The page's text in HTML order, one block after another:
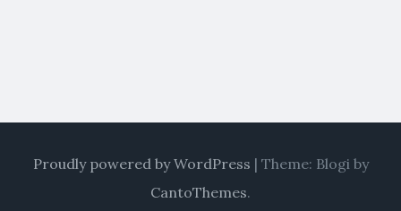
Proudly powered by WordPress | Theme: Blogi by
CantoThemes.